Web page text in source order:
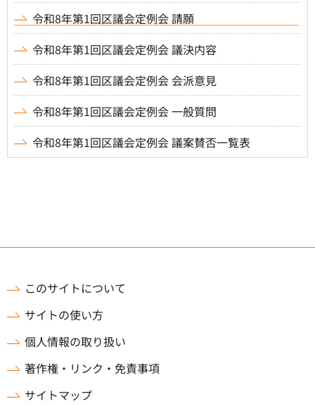
令和8年第1回区議会定例会 請願
令和8年第1回区議会定例会 議決内容
令和8年第1回区議会定例会 会派意見
令和8年第1回区議会定例会 一般質問
令和8年第1回区議会定例会 議案賛否一覧表
このサイトについて
サイトの使い方
個人情報の取り扱い
著作権・リンク・免責事項
サイトマップ